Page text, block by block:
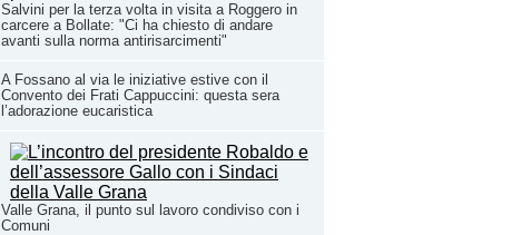
Salvini per la terza volta in visita a Roggero in
carcere a Bollate: "Ci ha chiesto di andare
avanti sulla norma antirisarcimenti"
A Fossano al via le iniziative estive con il
Convento dei Frati Cappuccini: questa sera
l’adorazione eucaristica
Valle Grana, il punto sul lavoro condiviso con i
Comuni